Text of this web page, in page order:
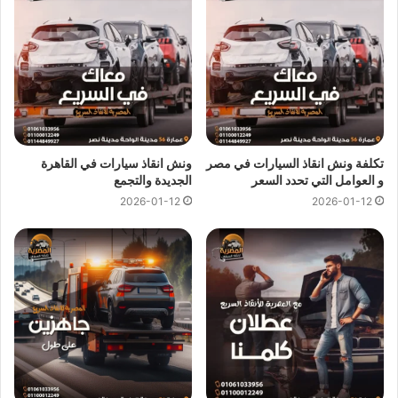
اهم ما يميزنا !
سرعة وصولونش انقاذ السياراتاليموقعكفي الظاهر
خلال 10 دقائق بحد اقصي.
لدينا افضل خدمةانقاذ سياراتباقل سعر بخصم يصل الي
50% بدون رسوم اضافية و بدون اكراميات.
يمكنك الاتصال بنا او ارسال موقعك عليالواتسابإلى فريق
خدمة العملاء ليتم ربطك بـ
اقرب ونش انقاذ سيارات
اسعار ونش انقاذالمصرية هي اقل اسعار لاننا نمتلك اكثر من 300
ونش انقاذفي الظاهر و المناطق المجاورة لذلك اوناشنا دائما قريبة
منك وخدماتنا باعلي جودة و اقل سعر فنحن نسعي دائما لرضا
عملائنا لانك انت وسيارتك على راس اولوياتنا ومهمتنا ان نجعلك دائما
في امان تام علي الطريق.
تكلفة ونش انقاذ السيارات في مصر
و العوامل التي تحدد السعر
2026-01-12
ونش انقاذ سيارات في القاهرة
الجديدة والتجمع
2026-01-12